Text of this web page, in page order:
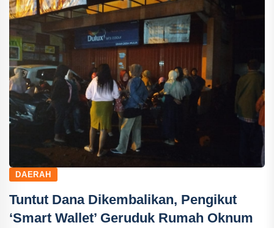
DAERAH
Tuntut Dana Dikembalikan, Pengikut
‘Smart Wallet’ Geruduk Rumah Oknum